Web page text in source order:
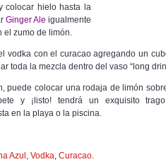
colocar hielo hasta la
Ginger Ale igualmente
el zumo de limón.
vodka con el curacao agregando un
toda la mezcla dentro del vaso “long
puede colocar una rodaja de limón
y ¡listo! tendrá un exquisito
en la playa o la piscina.
Azul , Vodka, Curacao.